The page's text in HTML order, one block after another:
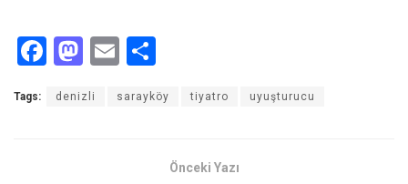
F
ce
M
st
E
ail ar
Tags: denizli sarayköy tiyatro uyuşturucu
Önceki Yazı